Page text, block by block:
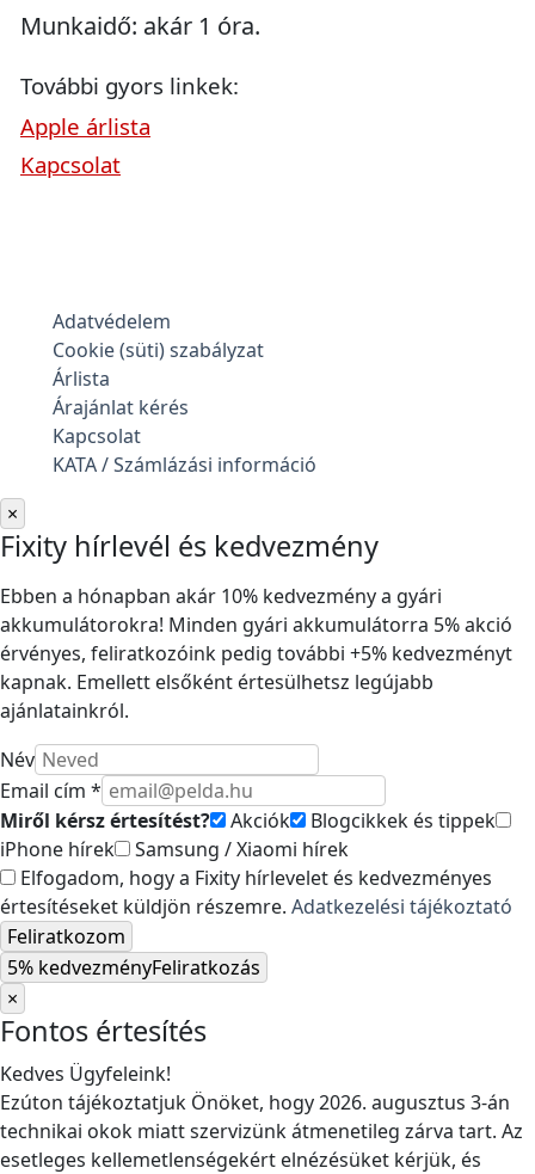
Munkaidő: akár 1 óra.
További gyors linkek:
Apple árlista
Kapcsolat
Adatvédelem
Cookie (süti) szabályzat
Árlista
Árajánlat kérés
Kapcsolat
KATA / Számlázási információ
×
Fixity hírlevél és kedvezmény
Ebben a hónapban akár 10% kedvezmény a gyári
akkumulátorokra! Minden gyári akkumulátorra 5% akció
érvényes, feliratkozóink pedig további +5% kedvezményt
kapnak. Emellett elsőként értesülhetsz legújabb
ajánlatainkról.
Név
Email cím *
Miről kérsz értesítést?
Akciók
Blogcikkek és tippek
iPhone hírek
Samsung / Xiaomi hírek
Elfogadom, hogy a Fixity hírlevelet és kedvezményes
értesítéseket küldjön részemre. Adatkezelési tájékoztató
Feliratkozom
5% kedvezményFeliratkozás
×
Fontos értesítés
Kedves Ügyfeleink!
Ezúton tájékoztatjuk Önöket, hogy 2026. augusztus 3-án
technikai okok miatt szervizünk átmenetileg zárva tart. Az
esetleges kellemetlenségekért elnézésüket kérjük, és